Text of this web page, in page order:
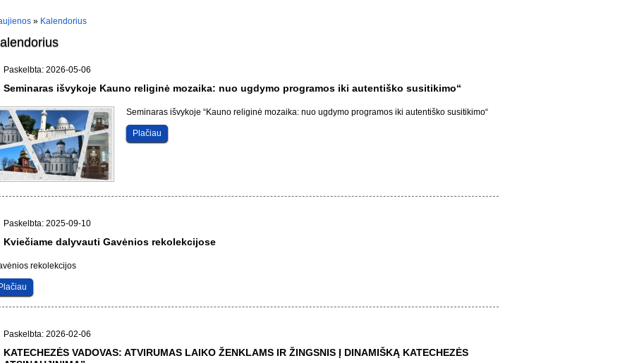
» Kalendorius
Paskelbta: 2026-05-06
Seminaras išvykoje Kauno religinė mozaika: nuo ugdymo programos iki autentiško susitikimo“
Seminaras išvykoje “Kauno religinė mozaika: nuo ugdymo programos iki autentiško susitikimo“
Plačiau
Paskelbta: 2025-09-10
Kviečiame dalyvauti Gavėnios rekolekcijose
rekolekcijos
Plačiau
Paskelbta: 2026-02-06
KATECHEZĖS VADOVAS: ATVIRUMAS LAIKO ŽENKLAMS IR ŽINGSNIS Į DINAMIŠKĄ KATECHEZĖS